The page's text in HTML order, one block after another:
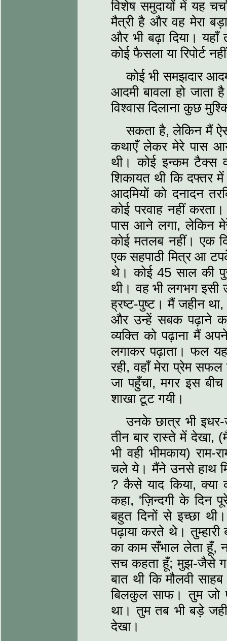
विशेष समुदायों में यह
मैत्री है और वह मेरा
और भी बढ़ा दिया।
कोई फैसला या रिपोर्ट
कोई भी समझदार
आदमी बावला हो जाता
विश्वास दिलाना कुछ
सकता है, लेकिन मैं
कथाएँ लेकर मेरे पास
थी। कोई इन्कम टैक्स
शिकायत थी कि दफ्तर
आदमियों को दनादन
कोई परवाह नहीं
पास आने लगा, लेकिन
कोई मतलब नहीं। एक
एक सहपाठी मित्र आ
थे। कोई 45 साल की
थी। वह भी लगभग
ह्रष्ट-पुष्ट। मैं जहीन
और उन्हें सबक पढ़ाने
व्यक्ति को पढ़ाना मैं
लगाकर पढ़ाता। फल
रही, वहाँ मेरा प्रेम
जा पहुँचा, मगर इस बीच
शाखा टूट गयी।
उनके छात्र भी
तीन बार रास्ते में देखा,
भी वही भीमकाय)
चले ये। मैंने उनसे हाथ
? कैसे याद किया,
कहा, 'ज़िन्दगी के दिन
बहुत दिनों से इच्छा
पढ़ाया करते थे।
का काम सँभाल लेता हूँ,
सच कहता हूँ; मुझ-जैसे
बात थी कि मौलवी
बिलकुल साफ। तुम जो
था। तुम तब भी बड़े
देखा।